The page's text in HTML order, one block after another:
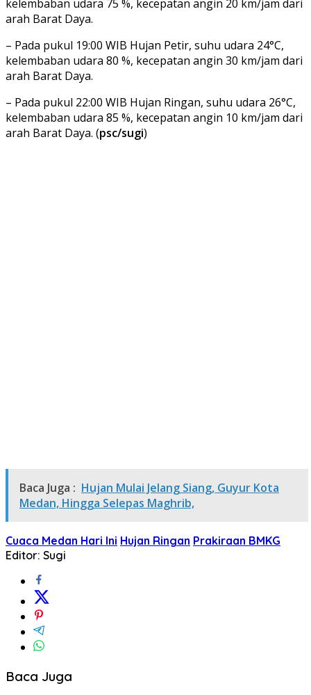
kelembaban udara 75 %, kecepatan angin 20 km/jam dari
arah Barat Daya.
– Pada pukul 19:00 WIB Hujan Petir, suhu udara 24°C,
kelembaban udara 80 %, kecepatan angin 30 km/jam dari
arah Barat Daya.
– Pada pukul 22:00 WIB Hujan Ringan, suhu udara 26°C,
kelembaban udara 85 %, kecepatan angin 10 km/jam dari
arah Barat Daya. (psc/sugi)
Baca Juga : Hujan Mulai Jelang Siang, Guyur Kota
Medan, Hingga Selepas Maghrib,
Cuaca Medan Hari Ini Hujan Ringan Prakiraan BMKG
Editor: Sugi
Baca Juga